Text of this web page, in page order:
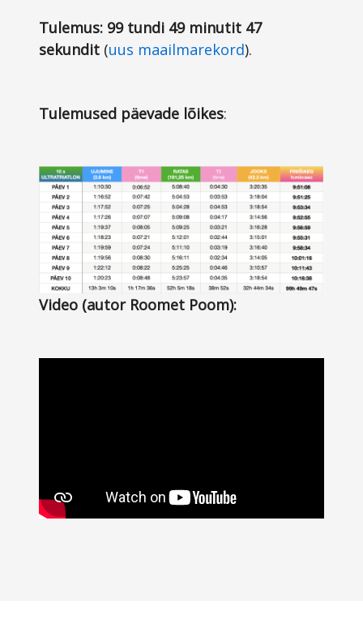
Tulemus: 99 tundi 49 minutit 47
sekundit (uus maailmarekord).
Tulemused päevade lõikes:
Video (autor Roomet Poom):